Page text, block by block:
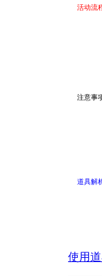
活动流
注意事
道具解
使用